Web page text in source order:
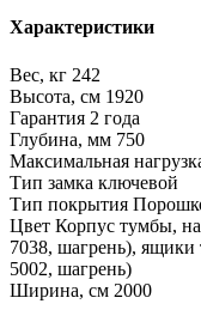
Характеристики
Вес, кг 242
Высота, см 1920
Гарантия 2 года
Глубина, мм 750
Максимальная
Тип замка ключевой
Тип покрытия
Цвет Корпус тумбы,
7038, шагрень),
5002, шагрень)
Ширина, см 2000